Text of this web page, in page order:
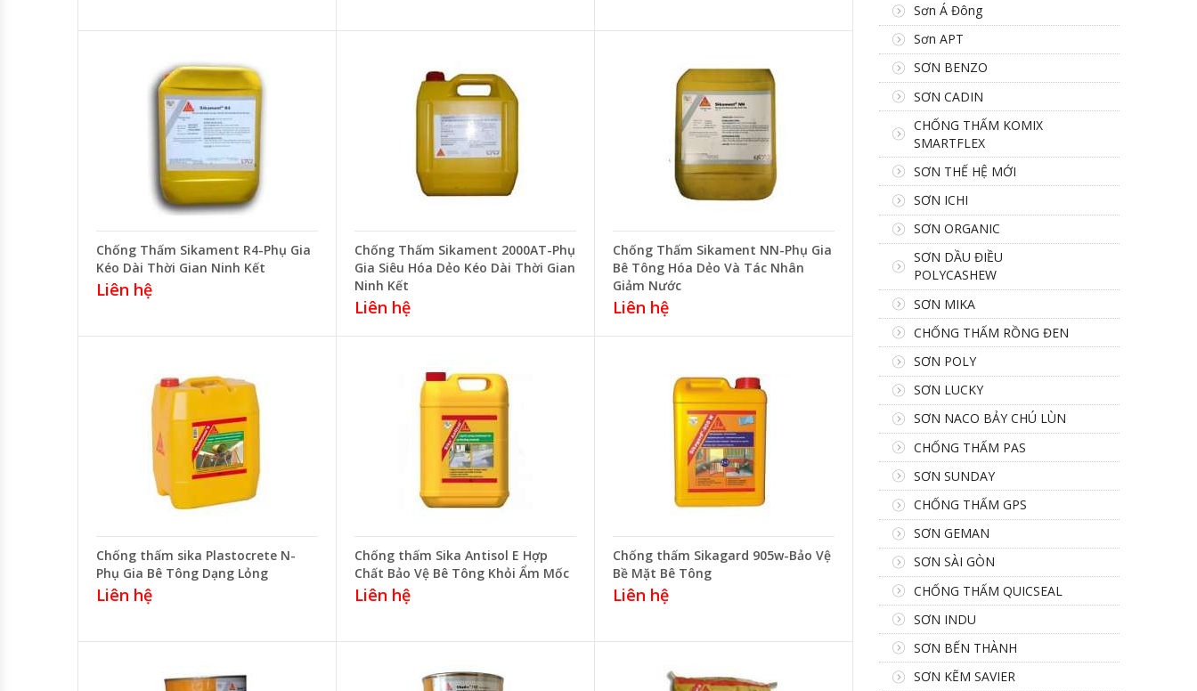
Chống Thấm Sikament R4-Phụ Gia
Kéo Dài Thời Gian Ninh Kết
Liên hệ
Chống Thấm Sikament 2000AT-Phụ
Gia Siêu Hóa Dẻo Kéo Dài Thời Gian
Ninh Kết
Liên hệ
Chống Thấm Sikament NN-Phụ Gia
Bê Tông Hóa Dẻo Và Tác Nhân
Giảm Nước
Liên hệ
Chống thấm sika Plastocrete N-
Phụ Gia Bê Tông Dạng Lỏng
Liên hệ
Chống thấm Sika Antisol E Hợp
Chất Bảo Vệ Bê Tông Khỏi Ẩm Mốc
Liên hệ
Chống thấm Sikagard 905w-Bảo Vệ
Bề Mặt Bê Tông
Liên hệ
Sơn Á Đông
Sơn APT
SƠN BENZO
SƠN CADIN
CHỐNG THẤM KOMIX
SMARTFLEX
SƠN THẾ HỆ MỚI
SƠN ICHI
SƠN ORGANIC
SƠN DẦU ĐIỀU
POLYCASHEW
SƠN MIKA
CHỐNG THẤM RỒNG ĐEN
SƠN POLY
SƠN LUCKY
SƠN NACO BẢY CHÚ LÙN
CHỐNG THẤM PAS
SƠN SUNDAY
CHỐNG THẤM GPS
SƠN GEMAN
SƠN SÀI GÒN
CHỐNG THẤM QUICSEAL
SƠN INDU
SƠN BẾN THÀNH
SƠN KẼM SAVIER